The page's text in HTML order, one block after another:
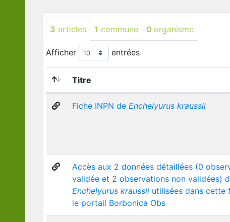
3 articles 1 commune 0 organisme
Afficher entrées
Titre
Fiche INPN de Enchelyurus kraussii
Accès aux 2 données détaillées (0
validée et 2 observations non validées)
Enchelyurus kraussii utilisées dans cette
le portail Borbonica Obs